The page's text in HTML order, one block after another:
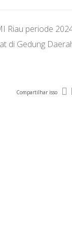
Riau periode
di Gedung
Compartilhar isso